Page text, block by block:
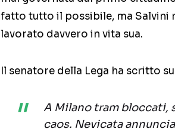
fatto tutto il possibile, ma Salvini
lavorato davvero in vita sua.
Il senatore della Lega ha scritto
A Milano tram bloccati,
caos. Nevicata